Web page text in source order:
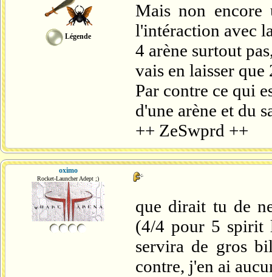
Légende
Mais non
l'intéraction avec
4 arène surtout
vais en laisser que
Par contre ce qui
d'une arène et du
++ ZeSwprd ++
oximo
Rocket-Launcher Adept ;)
que dirait tu de
(4/4 pour 5 spirit
servira de gros
contre, j'en ai